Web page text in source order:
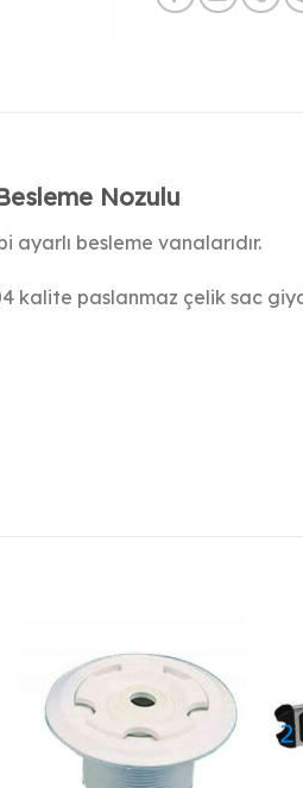
Nozulu
ayarlı besleme vanalarıdır.
kalite paslanmaz çelik sac